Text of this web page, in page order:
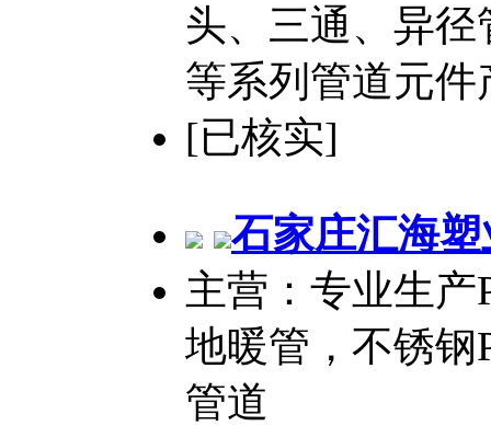
头、三通、异
等系列管道元件
[已核实]
石家庄汇海
主营：专业生产
地暖管，不锈钢
管道